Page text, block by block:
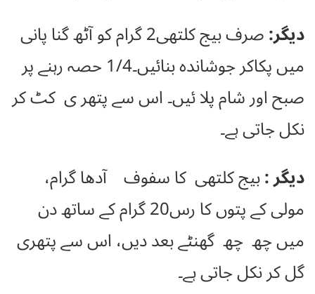
دیگر:
صرف بیج کلتھی2 گرام کو آٹھ گنا پانی
میں پکاکر جوشاندہ بنائیں۔1/4 حصہ رہنے پر
صبح اور شام پلا ئیں۔ اس سے پتھر ی کٹ کر
نکل جاتی ہے۔
دیگر :بیج کلتھی کا سفوف آدھا گرام،
مولی کے پتوں کا رس20 گرام کے ساتھ دن
میں چھ چھ گھنٹے بعد دیں، اس سے پتھری
گل کر نکل جاتی ہے۔